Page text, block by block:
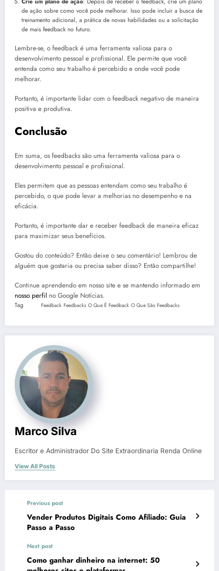
de ação sobre como você pode melhorar. Isso pode incluir a busca de
treinamento adicional, a prática de novas habilidades ou a solicitação
de mais feedback no futuro.
Lembre-se, o feedback é uma ferramenta valiosa para o
desenvolvimento pessoal e profissional. Ele permite que você
entenda como seu trabalho é percebido e onde você pode
melhorar.
Portanto, é importante lidar com o feedback negativo de maneira
positiva e produtiva.
Conclusão
Em suma, os feedbacks são uma ferramenta valiosa para o
desenvolvimento pessoal e profissional.
Eles permitem que as pessoas entendam como seu trabalho é
percebido, o que pode levar a melhorias no desempenho e na
eficácia.
Portanto, é importante dar e receber feedback de maneira eficaz
para maximizar seus benefícios.
Gostou do conteúdo? Então deixe o seu comentário! Lembrou de
alguém que gostaria ou precisa saber disso? Então compartilhe!
Continue aprendendo em nosso site e se mantendo informado em
nosso perfil no Google Notícias.
Tag Feedback Feedbacks O Que É Feedback O Que São Feedbacks
Marco Silva
Escritor e Administrador Do Site Extraordinaria Renda Online
View All Posts
Previous post
Vender Produtos Digitais Como Afiliado: Guia
Passo a Passo
Next post
Como ganhar dinheiro na internet: 50